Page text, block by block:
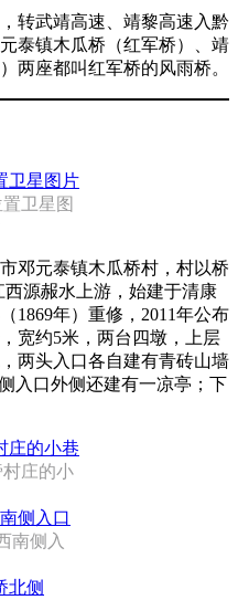
转武靖高速、靖黎高速入黔
泰镇木瓜桥（红军桥）、靖
两座都叫红军桥的风雨桥。
卫星图
邓元泰镇木瓜桥村，村以桥
源赧水上游，始建于清康
1869年）重修，2011年公布
宽约5米，两台四墩，上层
两头入口各自建有青砖山墙
入口外侧还建有一凉亭；下
庄的小
南侧入